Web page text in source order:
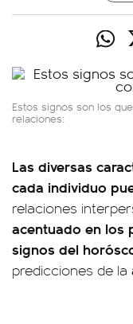
Estos signos son los
relaciones:
Las diversas
cada individuo
relaciones
acentuado en los
signos del
predicciones de la